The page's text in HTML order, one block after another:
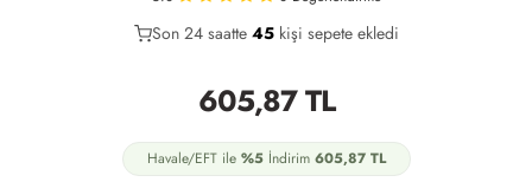
23
Son 24 saatte 45 kişi sepete ekledi
20
605,87TL
Havale/EFT ile %5İndirim 605,87TL